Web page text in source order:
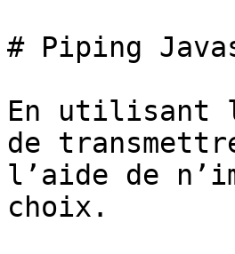
# Piping
En utilisant
de
l’aide de
choix.